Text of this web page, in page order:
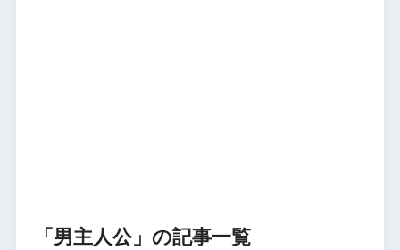
「男主人公」の記事一覧